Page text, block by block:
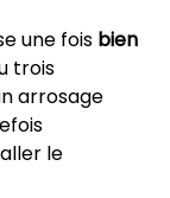
une fois bien
trois
arrosage
le